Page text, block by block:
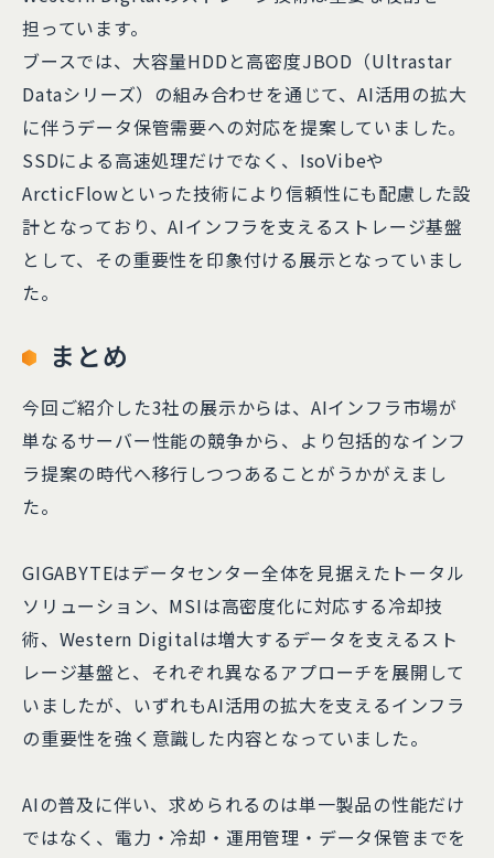
担っています。
ブースでは、大容量HDDと高密度JBOD（Ultrastar
Dataシリーズ）の組み合わせを通じて、AI活用の拡大
に伴うデータ保管需要への対応を提案していました。
SSDによる高速処理だけでなく、IsoVibeや
ArcticFlowといった技術により信頼性にも配慮した設
計となっており、AIインフラを支えるストレージ基盤
として、その重要性を印象付ける展示となっていまし
た。
まとめ
今回ご紹介した3社の展示からは、AIインフラ市場が
単なるサーバー性能の競争から、より包括的なインフ
ラ提案の時代へ移行しつつあることがうかがえまし
た。
GIGABYTEはデータセンター全体を見据えたトータル
ソリューション、MSIは高密度化に対応する冷却技
術、Western Digitalは増大するデータを支えるスト
レージ基盤と、それぞれ異なるアプローチを展開して
いましたが、いずれもAI活用の拡大を支えるインフラ
の重要性を強く意識した内容となっていました。
AIの普及に伴い、求められるのは単一製品の性能だけ
ではなく、電力・冷却・運用管理・データ保管までを